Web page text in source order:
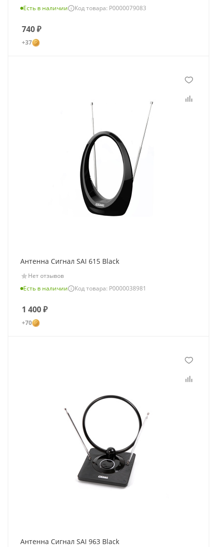
Есть в наличии
Код товара: Р0000079083
740₽
+37
Антенна Сигнал SAI 615 Black
Нет отзывов
Есть в наличии
Код товара: Р0000038981
1 400₽
+70
Антенна Сигнал SAI 963 Black